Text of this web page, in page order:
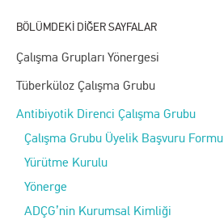
Çalışma Grupları Yönergesi
Tüberküloz Çalışma Grubu
Antibiyotik Direnci Çalışma Grubu
Çalışma Grubu Üyelik Başvuru Formu
Yürütme Kurulu
Yönerge
ADÇG’nin Kurumsal Kimliği